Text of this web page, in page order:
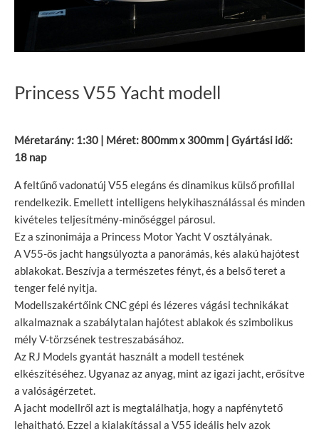
Princess V55 Yacht modell
Méretarány: 1:30 | Méret: 800mm x 300mm | Gyártási idő:
18 nap
A feltűnő vadonatúj V55 elegáns és dinamikus külső profillal
rendelkezik. Emellett intelligens helykihasználással és minden
kivételes teljesítmény-minőséggel párosul.
Ez a szinonimája a Princess Motor Yacht V osztályának.
A V55-ös jacht hangsúlyozta a panorámás, kés alakú hajótest
ablakokat. Beszívja a természetes fényt, és a belső teret a
tenger felé nyitja.
Modellszakértőink CNC gépi és lézeres vágási technikákat
alkalmaznak a szabálytalan hajótest ablakok és szimbolikus
mély V-törzsének testreszabásához.
Az RJ Models gyantát használt a modell testének
elkészítéséhez. Ugyanaz az anyag, mint az igazi jacht, erősítve
a valóságérzetet.
A jacht modellről azt is megtalálhatja, hogy a napfénytető
lehajtható. Ezzel a kialakítással a V55 ideális hely azok